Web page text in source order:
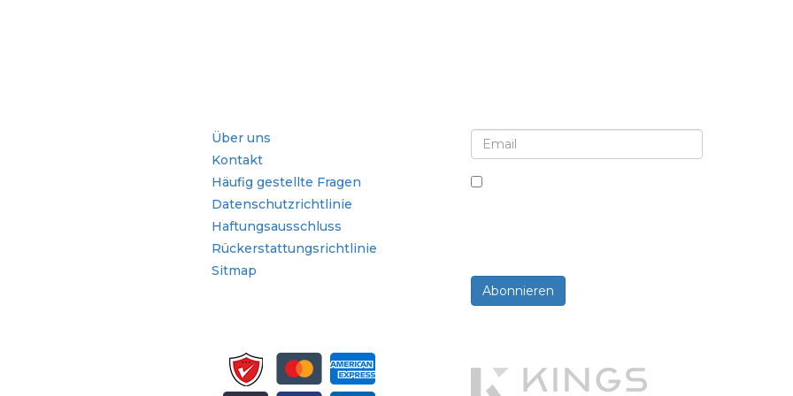
Über uns
Kontakt
Häufig gestellte Fragen
Datenschutzrichtlinie
Haftungsausschluss
Rückerstattungsrichtlinie
Sitmap
Abonnieren